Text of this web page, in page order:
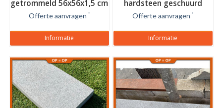
getrommeld 56x56x1,5 cm
Offerte aanvragen *
Informatie
hardsteen geschuurd
40x40x2 cm
Offerte aanvragen *
Informatie